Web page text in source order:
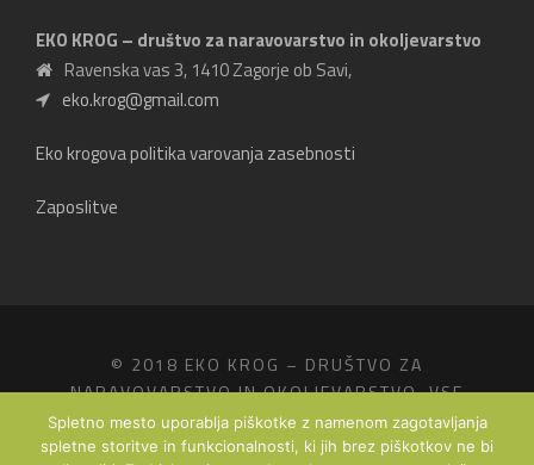
EKO KROG – društvo za naravovarstvo in okoljevarstvo
Ravenska vas 3, 1410 Zagorje ob Savi,
eko.krog@gmail.com
Eko krogova politika varovanja zasebnosti
Zaposlitve
© 2018 EKO KROG – DRUŠTVO ZA
NARAVOVARSTVO IN OKOLJEVARSTVO, VSE
PRAVICE PRIDRŽANE.
PRODUKCIJAFRIDIZIA - STUDIO ABOVE THE
Spletno mesto uporablja piškotke z namenom zagotavljanja
spletne storitve in funkcionalnosti, ki jih brez piškotkov ne bi